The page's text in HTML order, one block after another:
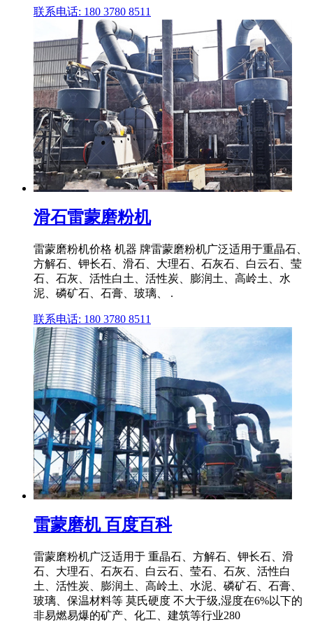
联系电话: 180 3780 8511
滑石雷蒙磨粉机
雷蒙磨粉机价格 机器 牌雷蒙磨粉机广泛适用于重晶石、
方解石、钾长石、滑石、大理石、石灰石、白云石、莹
石、石灰、活性白土、活性炭、膨润土、高岭土、水
泥、磷矿石、石膏、玻璃、 .
联系电话: 180 3780 8511
雷蒙磨机 百度百科
雷蒙磨粉机广泛适用于 重晶石、方解石、钾长石、滑
石、大理石、石灰石、白云石、莹石、石灰、活性白
土、活性炭、膨润土、高岭土、水泥、磷矿石、石膏、
玻璃、保温材料等 莫氏硬度 不大于级,湿度在6%以下的
非易燃易爆的矿产、化工、建筑等行业280